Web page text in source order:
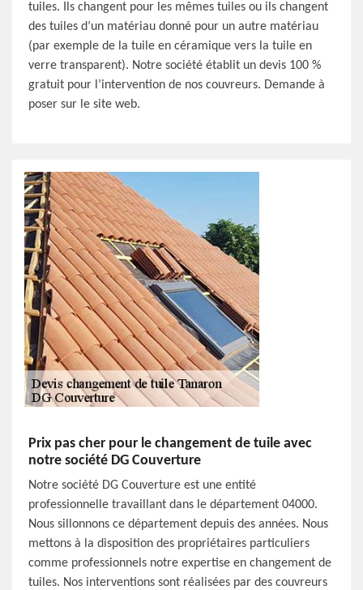
tuiles. Ils changent pour les mêmes tuiles ou ils changent
des tuiles d’un matériau donné pour un autre matériau
(par exemple de la tuile en céramique vers la tuile en
verre transparent). Notre société établit un devis 100 %
gratuit pour l’intervention de nos couvreurs. Demande à
poser sur le site web.
Prix pas cher pour le changement de tuile avec
notre société DG Couverture
Notre société DG Couverture est une entité
professionnelle travaillant dans le département 04000.
Nous sillonnons ce département depuis des années. Nous
mettons à la disposition des propriétaires particuliers
comme professionnels notre expertise en changement de
tuiles. Nos interventions sont réalisées par des couvreurs